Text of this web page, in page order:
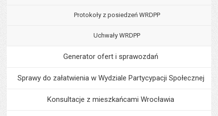
Protokoły z posiedzeń WRDPP
Uchwały WRDPP
Generator ofert i sprawozdań
Sprawy do załatwienia w Wydziale Partycypacji Społecznej
Konsultacje z mieszkańcami Wrocławia